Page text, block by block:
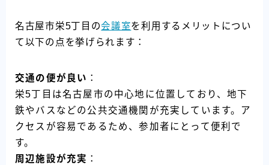
名古屋市栄5丁目の会議室を利用するメリットについ
て以下の点を挙げられます：
交通の便が良い ：
栄5丁目は名古屋市の中心地に位置しており、地下
鉄やバスなどの公共交通機関が充実しています。ア
クセスが容易であるため、参加者にとって便利で
す。
周辺施設が充実 ：